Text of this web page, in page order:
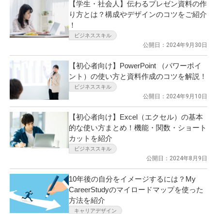
【学生・社会人】伝わるプレゼン資料の作
り方とは？構成やデザインのコツをご紹介
！
ビジネススキル
公開日：2024年9月30日
【初心者向け】PowerPoint （パワーポイ
ント）の使い方と資料作成のコツを解説！
ビジネススキル
公開日：2024年9月10日
【初心者向け】Excel（エクセル）の基本
的な使い方まとめ！機能・関数・ショート
カットを紹介
ビジネススキル
公開日：2024年8月9日
10年後の自分をイメージするには？My
CareerStudyのマイロードマップを使った
方法を紹介
キャリアデザイン